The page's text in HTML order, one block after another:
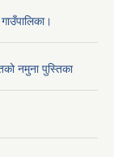
नमुना पुस्तिका